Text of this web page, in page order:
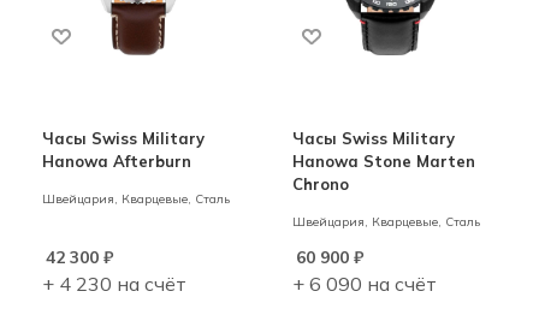
Часы Swiss Military
Hanowa Afterburn
Швейцария, Кварцевые, Сталь
42 300 ₽
+ 4 230 на счёт
Часы Swiss Military
Hanowa Stone Marten
Chrono
Швейцария, Кварцевые, Сталь
60 900₽
+ 6 090 на счёт